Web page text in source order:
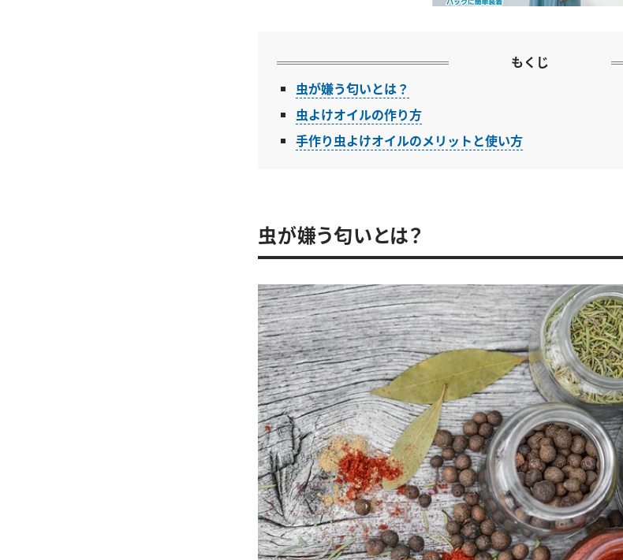
もくじ
虫が嫌う匂いとは？
虫よけオイルの作り方
手作り虫よけオイルのメリットと使い方
虫が嫌う匂いとは？